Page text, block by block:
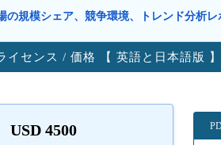
の規模シェア、競争環境、トレンド分析レ
イセンス / 価格 【 英語と日本語版 】
USD 4500